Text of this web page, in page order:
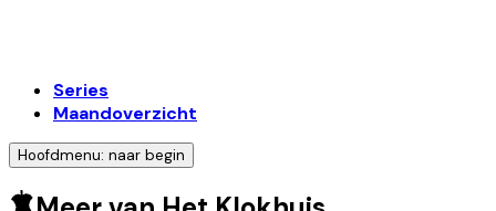
Series
Maandoverzicht
Hoofdmenu: naar begin